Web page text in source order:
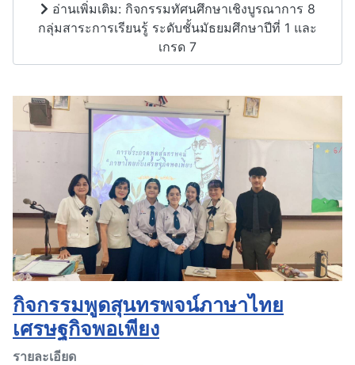
อ่านเพิ่มเติม: กิจกรรมทัศนศึกษาเชิงบูรณาการ 8
กลุ่มสาระการเรียนรู้ ระดับชั้นมัธยมศึกษาปีที่ 1 และ
เกรด 7
กิจกรรมพูดสุนทรพจน์ภาษาไทย
เศรษฐกิจพอเพียง
รายละเอียด